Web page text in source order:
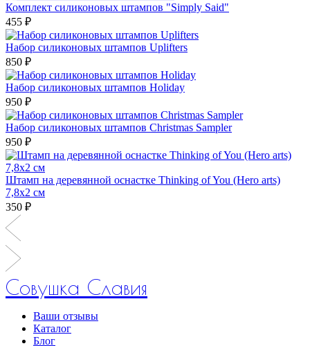
Комплект силиконовых штампов "Simply Said"
455 ₽
Набор силиконовых штампов Uplifters
850 ₽
Набор силиконовых штампов Holiday
950 ₽
Набор силиконовых штампов Christmas Sampler
950 ₽
Штамп на деревянной оснастке Thinking of You (Hero arts)
7,8х2 см
350 ₽
Совушка Славия
Ваши отзывы
Каталог
Блог